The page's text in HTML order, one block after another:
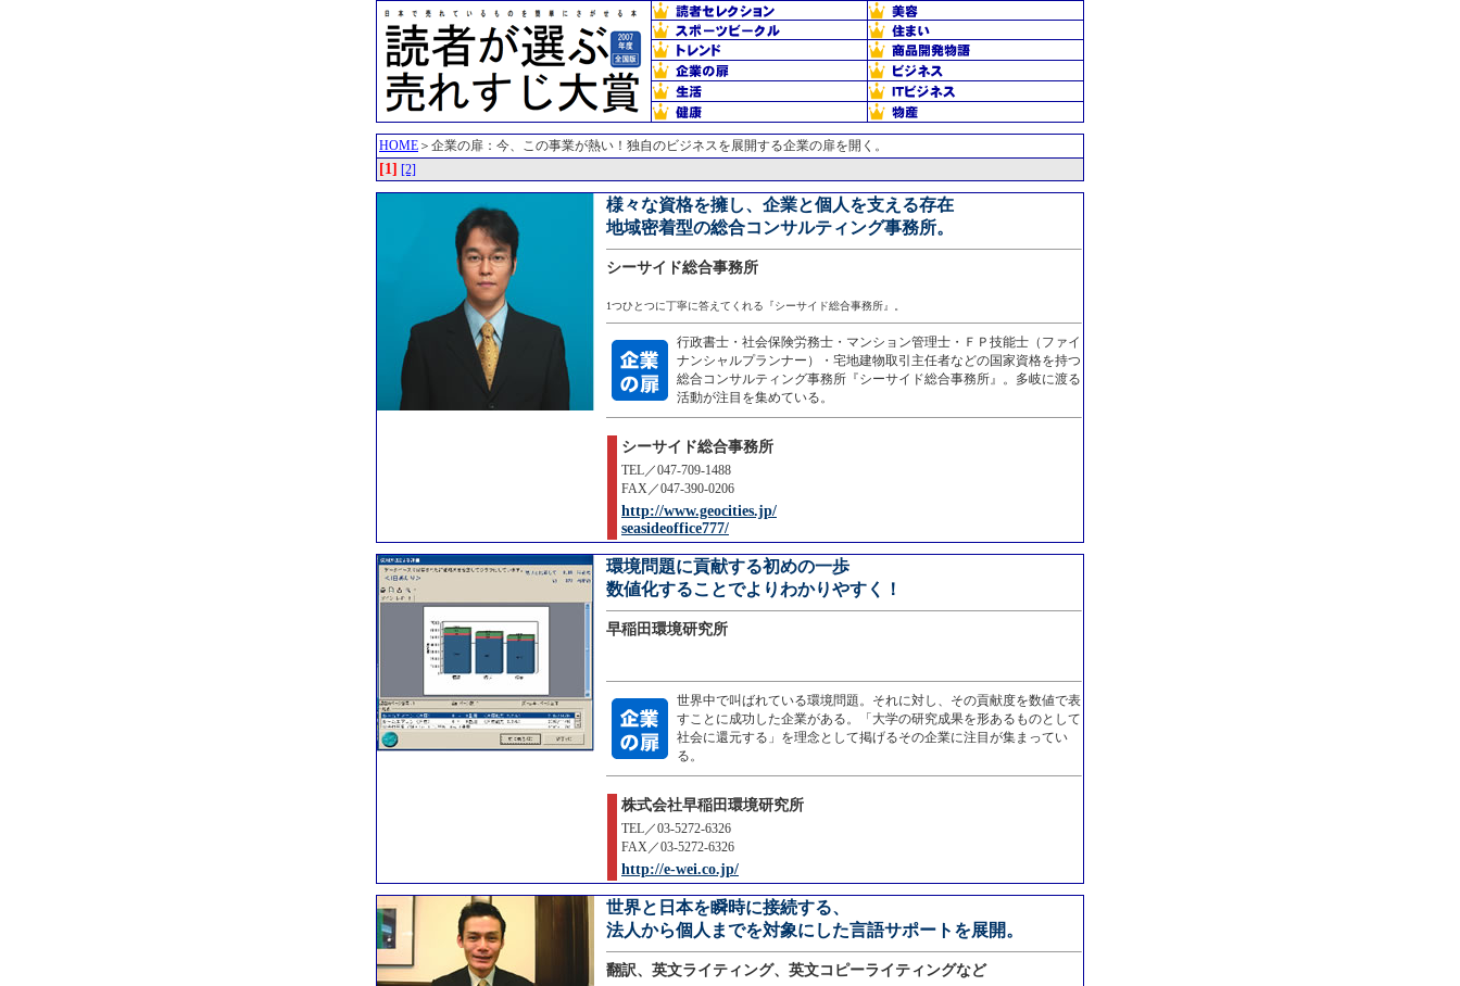
HOME ＞企業の扉：今、この事業が熱い！独自のビジネスを展開する企業の扉を開く。
[1] [2]
様々な資格を擁し、企業と個人を支える存在
地域密着型の総合コンサルティング事務所。
シーサイド総合事務所
1つひとつに丁寧に答えてくれる『シーサイド総合事務所』。
行政書士・社会保険労務士・マンション管理士・ＦＰ技能士（ファイ
ナンシャルプランナー）・宅地建物取引主任者などの国家資格を持つ
総合コンサルティング事務所『シーサイド総合事務所』。多岐に渡る
活動が注目を集めている。
シーサイド総合事務所
TEL／047-709-1488
FAX／047-390-0206
http://www.geocities.jp/
seasideoffice777/
環境問題に貢献する初めの一歩
数値化することでよりわかりやすく！
早稲田環境研究所
世界中で叫ばれている環境問題。それに対し、その貢献度を数値で表
すことに成功した企業がある。「大学の研究成果を形あるものとして
社会に還元する」を理念として掲げるその企業に注目が集まってい
る。
株式会社早稲田環境研究所
TEL／03-5272-6326
FAX／03-5272-6326
http://e-wei.co.jp/
世界と日本を瞬時に接続する、
法人から個人までを対象にした言語サポートを展開。
翻訳、英文ライティング、英文コピーライティングなど